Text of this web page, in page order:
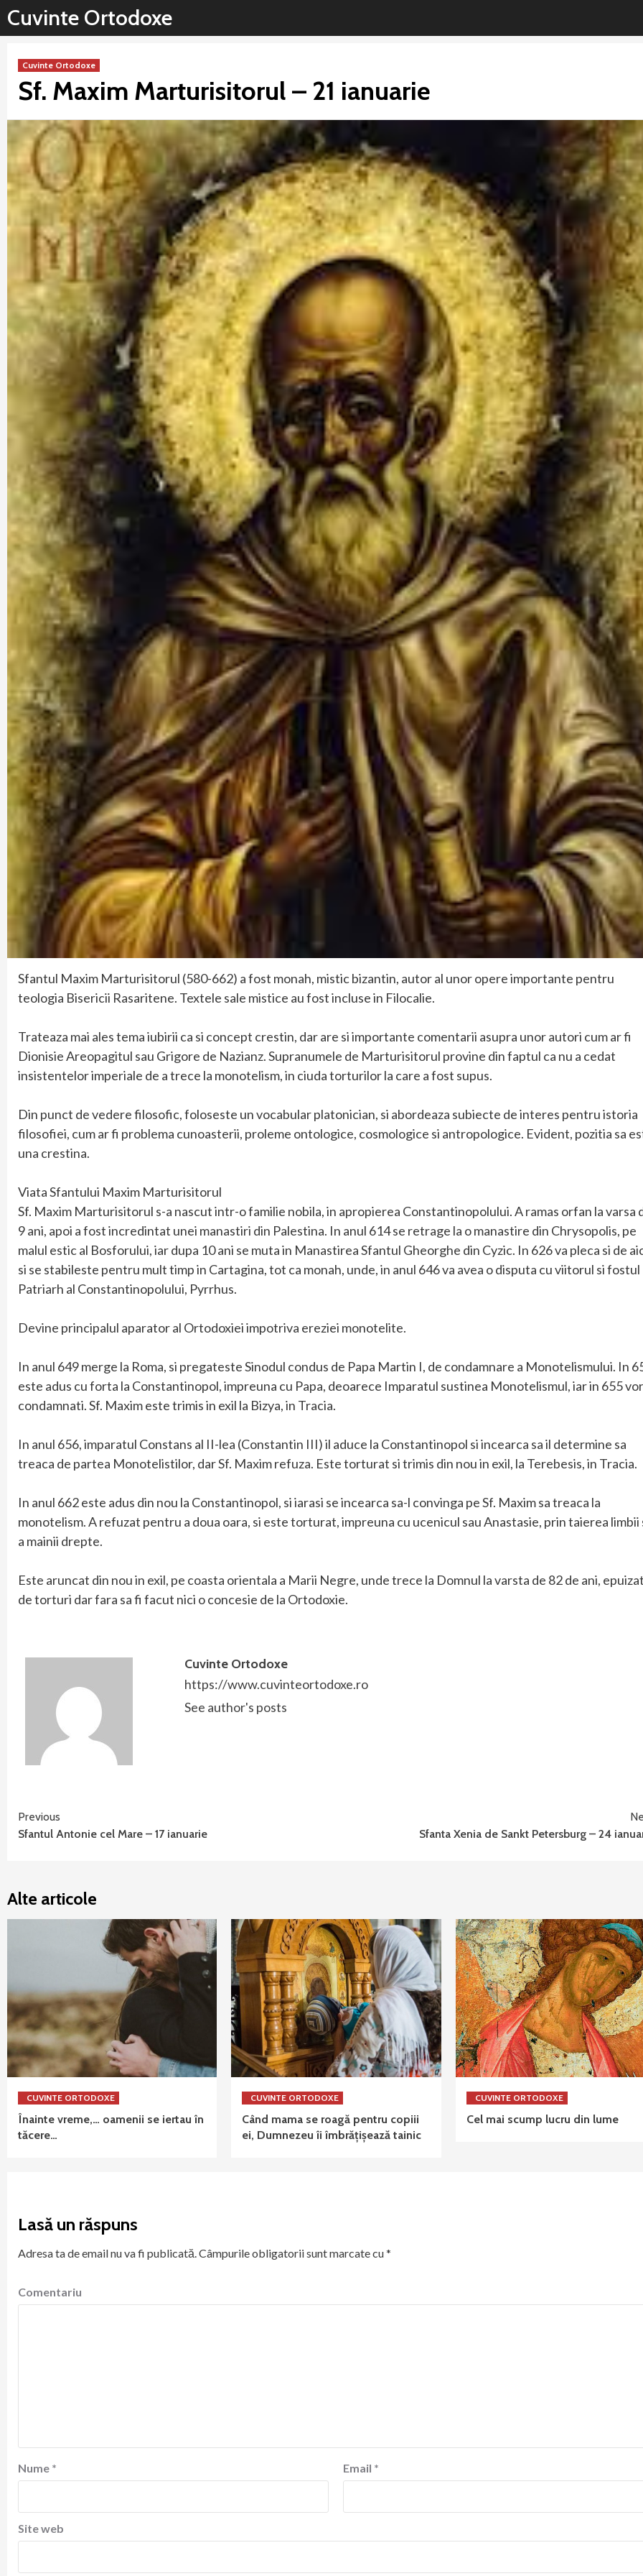
SariCuvinte Ortodoxe
Cuvinte Ortodoxe
Sf. Maxim Marturisitorul – 21 ianuarie
Sfantul Maxim Marturisitorul (580-662) a fost monah, mistic bizantin, autor al unor opere importante pentru
teologia Bisericii Rasaritene. Textele sale mistice au fost incluse in Filocalie.
Trateaza mai ales tema iubirii ca si concept crestin, dar are si importante comentarii asupra unor autori cum ar fi
Dionisie Areopagitul sau Grigore de Nazianz. Supranumele de Marturisitorul provine din faptul ca nu a cedat
insistentelor imperiale de a trece la monotelism, in ciuda torturilor la care a fost supus.
Din punct de vedere filosofic, foloseste un vocabular platonician, si abordeaza subiecte de interes pentru istoria
filosofiei, cum ar fi problema cunoasterii, proleme ontologice, cosmologice si antropologice. Evident, pozitia sa
una crestina.
Viata Sfantului Maxim Marturisitorul
Sf. Maxim Marturisitorul s-a nascut intr-o familie nobila, in apropierea Constantinopolului. A ramas orfan la varsa
9 ani, apoi a fost incredintat unei manastiri din Palestina. In anul 614 se retrage la o manastire din Chrysopolis, pe
malul estic al Bosforului, iar dupa 10 ani se muta in Manastirea Sfantul Gheorghe din Cyzic. In 626 va pleca si de
si se stabileste pentru mult timp in Cartagina, tot ca monah, unde, in anul 646 va avea o disputa cu viitorul si fostul
Patriarh al Constantinopolului, Pyrrhus.
Devine principalul aparator al Ortodoxiei impotriva ereziei monotelite.
In anul 649 merge la Roma, si pregateste Sinodul condus de Papa Martin I, de condamnare a Monotelismului. In
este adus cu forta la Constantinopol, impreuna cu Papa, deoarece Imparatul sustinea Monotelismul, iar in 655
condamnati. Sf. Maxim este trimis in exil la Bizya, in Tracia.
In anul 656, imparatul Constans al II-lea (Constantin III) il aduce la Constantinopol si incearca sa il determine sa
treaca de partea Monotelistilor, dar Sf. Maxim refuza. Este torturat si trimis din nou in exil, la Terebesis, in Tracia.
In anul 662 este adus din nou la Constantinopol, si iarasi se incearca sa-l convinga pe Sf. Maxim sa treaca la
monotelism. A refuzat pentru a doua oara, si este torturat, impreuna cu ucenicul sau Anastasie, prin taierea limbii
a mainii drepte.
Este aruncat din nou in exil, pe coasta orientala a Marii Negre, unde trece la Domnul la varsta de 82 de ani, epuizat
de torturi dar fara sa fi facut nici o concesie de la Ortodoxie.
Cuvinte Ortodoxe
https://www.cuvinteortodoxe.ro
See author's posts
Continue
Reading
Previous
Sfantul Antonie cel Mare – 17 ianuarie
Sfanta Xenia de Sankt Petersburg – 24
Alte articole
CUVINTE ORTODOXE
Înainte vreme,… oamenii se iertau în
tăcere…
CUVINTE ORTODOXE
Când mama se roagă pentru copiii
ei, Dumnezeu îi îmbrățișează tainic
CUVINTE ORTODOXE
Cel mai scump lucru din lume
Lasă un răspuns
Adresa ta de email nu va fi publicată. Câmpurile obligatorii sunt marcate cu*
Comentariu
Nume * Email *
Site web